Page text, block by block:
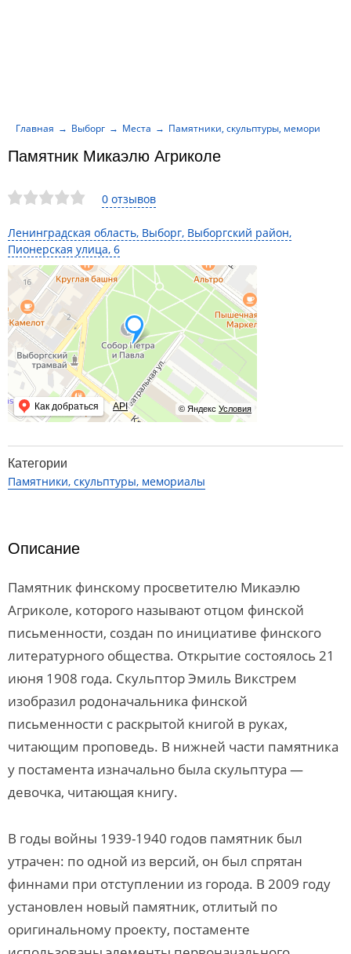
0 отзывов
Ленинградская область, Выборг, Выборгский район,
Пионерская улица, 6
© Яндекс Условия
Как добраться API
Памятник Микаэлю Агриколе
Главная Выборг Места Памятники, скульптуры, мемориалы
Категории
Памятники, скульптуры, мемориалы
Описание
Памятник финскому просветителю Микаэлю
Агриколе, которого называют отцом финской
письменности, создан по инициативе финского
литературного общества. Открытие состоялось 21
июня 1908 года. Скульптор Эмиль Викстрем
изобразил родоначальника финской
письменности с раскрытой книгой в руках,
читающим проповедь. В нижней части памятника
у постамента изначально была скульптура —
девочка, читающая книгу.
В годы войны 1939-1940 годов памятник был
утрачен: по одной из версий, он был спрятан
финнами при отступлении из города. В 2009 году
установлен новый памятник, отлитый по
оригинальному проекту, постаменте